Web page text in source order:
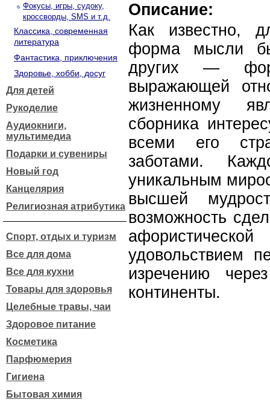
Фокусы, игры, судоку,
кроссворды, SMS и т.д.
Классика, современная
литература
Фантастика, приключения
Здоровье, хобби, досуг
Для детей
Рукоделие
Аудиокниги,
мультимедиа
Подарки и сувениры
Новый год
Канцелярия
Религиозная атрибутика
Спорт, отдых и туризм
Все для дома
Все для кухни
Товары для здоровья
Целебные травы, чаи
Здоровое питание
Косметика
Парфюмерия
Гигиена
Бытовая химия
Описание:
Как известно,
форма мысли
других —
выражающей
жизненному
сборника
всеми его
заботами.
уникальным
высшей
возможность
удовольствием
изречению
континенты.